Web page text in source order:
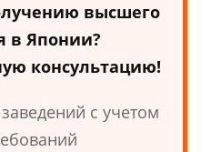
высшего
в Японии?
консультацию!
с учетом